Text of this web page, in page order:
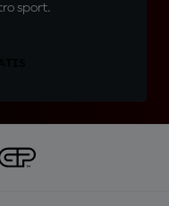
sport.